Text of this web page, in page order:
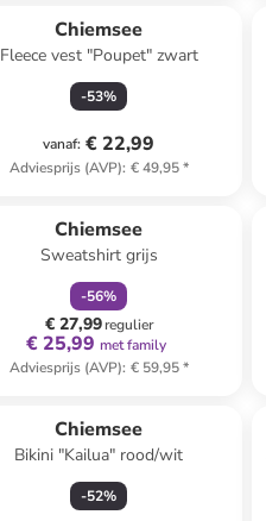
Chiemsee
Fleece vest "Poupet" zwart
-53%
vanaf: € 22,99
Adviesprijs (AVP): € 49,95*
Chiemsee
Sweatshirt grijs
-56%
€ 27,99regulier
€ 25,99 met family
Adviesprijs (AVP): € 59,95*
Chiemsee
Bikini "Kailua" rood/wit
-52%